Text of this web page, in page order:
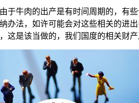
牛肉的出产是有时间周期的，有些
办法，如许可能会对这些相关的进
这是该当做的，我们国度的相关财产